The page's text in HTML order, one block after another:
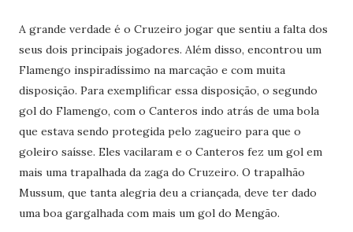
A grande verdade é o Cruzeiro jogar que sentiu a falta dos
seus dois principais jogadores. Além disso, encontrou um
Flamengo inspiradíssimo na marcação e com muita
disposição. Para exemplificar essa disposição, o segundo
gol do Flamengo, com o Canteros indo atrás de uma bola
que estava sendo protegida pelo zagueiro para que o
goleiro saísse. Eles vacilaram e o Canteros fez um gol em
mais uma trapalhada da zaga do Cruzeiro. O trapalhão
Mussum, que tanta alegria deu a criançada, deve ter dado
uma boa gargalhada com mais um gol do Mengão.